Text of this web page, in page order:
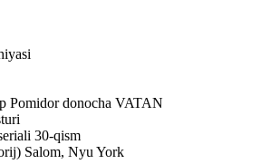
Pomidor donocha VATAN
30-qism
Salom, Nyu York